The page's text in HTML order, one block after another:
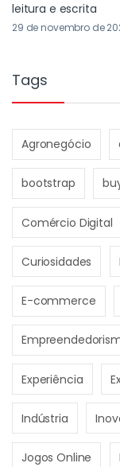
leitura e escrita
29 de novembro de
Tags
Agronegócio
bootstrap
Comércio Digital
Curiosidades
E-commerce
Experiência
Indústria
Jogos Online